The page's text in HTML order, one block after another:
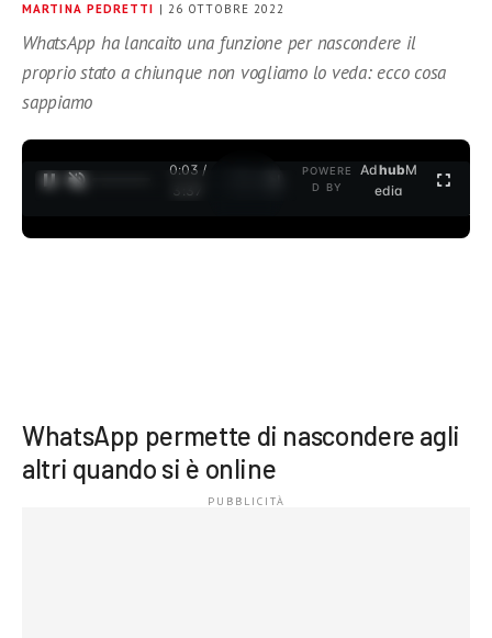
MARTINA PEDRETTI | 26 OTTOBRE 2022
WhatsApp ha lancaito una funzione per nascondere il
proprio stato a chiunque non vogliamo lo veda: ecco cosa
sappiamo
0:04 /
3:37
POWERE
D BY
AdhubM
edia
WhatsApp permette di nascondere agli
altri quando si è online